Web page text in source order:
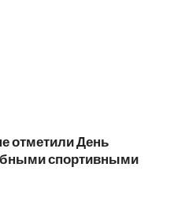
отметили День
спортивными